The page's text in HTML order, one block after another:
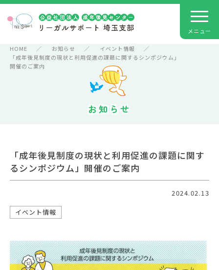
お知らせ
HOME お知らせ
イベント情報
「成年後見制度の現状と利用促進の課題に関するシンポジウム」
開催のご案内
「成年後見制度の現状と利用促進の課題に関す
るシンポジウム」開催のご案内
2024.02.13
イベント情報